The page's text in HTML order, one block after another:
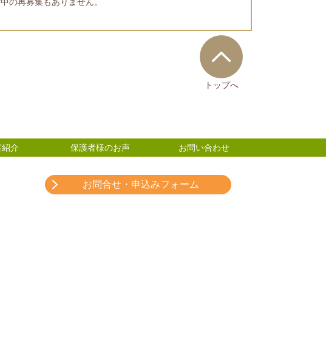
トップへ
介 保護者様のお声 お問い合わせ
お問合せ・申込みフォーム